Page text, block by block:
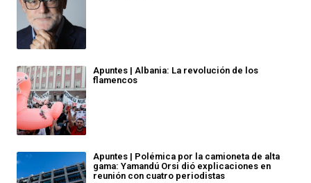
Apuntes | Albania: La revolución de los
flamencos
Apuntes | Polémica por la camioneta de alta
gama: Yamandú Orsi dió explicaciones en
reunión con cuatro periodistas